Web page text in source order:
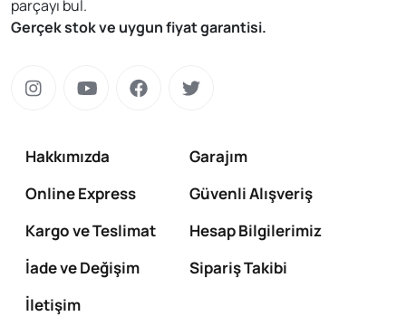
parçayı bul.
Gerçek stok ve uygun fiyat garantisi.
Hakkımızda
Garajım
Online Express
Güvenli Alışveriş
Kargo ve Teslimat
Hesap Bilgilerimiz
İade ve Değişim
Sipariş Takibi
İletişim